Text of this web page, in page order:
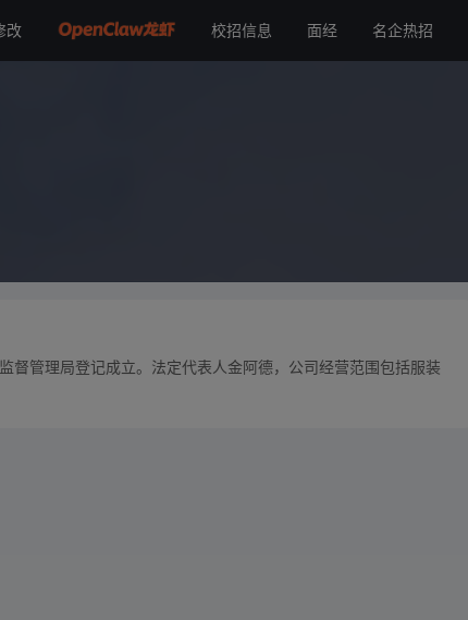
改 校招信息 面经 名企热招
管理局登记成立。法定代表人金阿德，公司经营范围包括服装